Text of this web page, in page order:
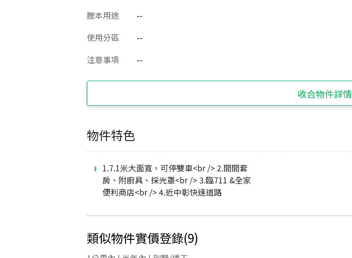
謄本用途
--
使用分區
--
注意事項
--
收合物件詳情
物件特色
1.7.1米大面寬，可停雙車<br /> 2.間間套
房、附廚具、採光罩<br /> 3.臨711 &全家
便利商店<br /> 4.近中彰快速道路
類似物件實價登錄(9)